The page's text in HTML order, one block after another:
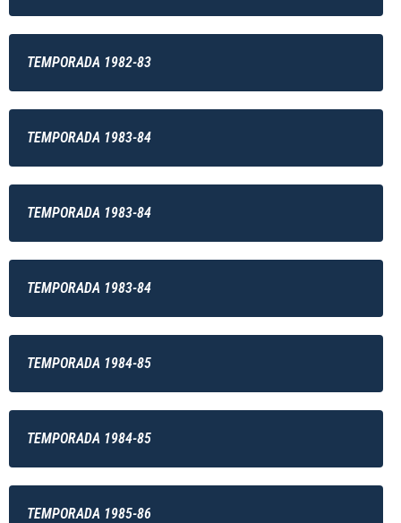
TEMPORADA 1982-83
TEMPORADA 1983-84
TEMPORADA 1983-84
TEMPORADA 1983-84
TEMPORADA 1984-85
TEMPORADA 1984-85
TEMPORADA 1985-86